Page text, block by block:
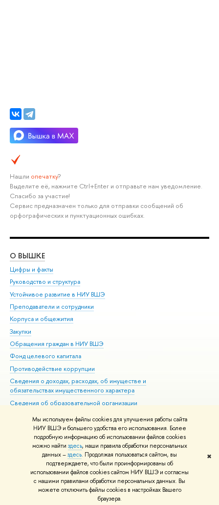
Мы используем файлы cookies для улучшения работы сайта
НИУ ВШЭ и большего удобства его использования. Более
подробную информацию об использовании файлов cookies
можно найти здесь, наши правила обработки персональных
данных –здесь. Продолжая пользоваться сайтом, вы
подтверждаете, что были проинформированы об
использовании файлов cookies сайтом НИУ ВШЭ и согласны
с нашими правилами обработки персональных данных. Вы
можете отключить файлы cookies в настройках Вашего
браузера.
✖
Нашли опечатку?
Выделите её, нажмите Ctrl+Enter и отправьте нам уведомление.
Спасибо за участие!
Сервис предназначен только для отправки сообщений об
орфографических и пунктуационных ошибках.
О ВЫШКЕ
Цифры и факты
Руководство и структура
Устойчивое развитие в НИУ ВШЭ
Преподаватели и сотрудники
Корпуса и общежития
Закупки
Обращения граждан в НИУ ВШЭ
Фонд целевого капитала
Противодействие коррупции
Сведения о доходах, расходах, об имуществе и
обязательствах имущественного характера
Сведения об образовательной организации
Людям с ограниченными возможностями здоровья
Единая платежная страница
Работа в Вышке
© НИУ ВШЭ 1993–2026 Адреса и контакты Условия использования
материалов Политика конфиденциальности Карта сайта
Шрифты HSE Sans и HSE Slab разработаны вШколе дизайна НИУ ВШЭ